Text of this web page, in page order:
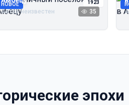
НОВОЕ 1923
Автор неизвестен 35
эпохи